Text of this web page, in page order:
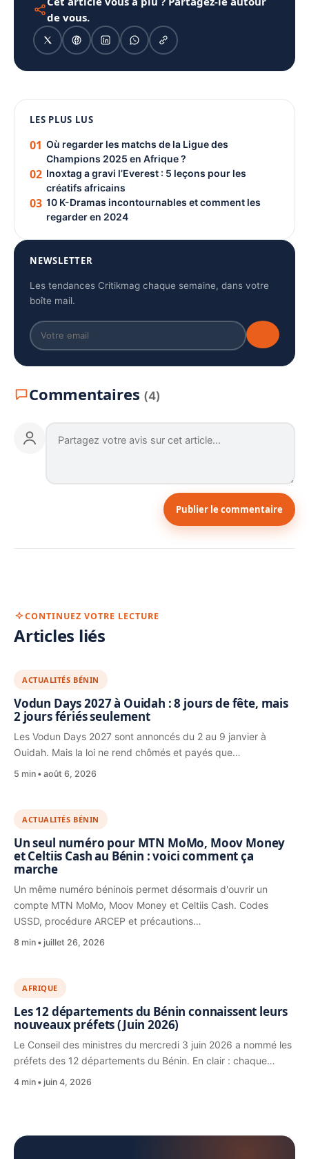
de vous.
PUBLICITÉ
LES PLUS LUS
01 Où regarder les matchs de la Ligue des
Champions 2025 en Afrique ?
02 Inoxtag a gravi l’Everest : 5 leçons pour les
créatifs africains
03 10 K-Dramas incontournables et comment les
regarder en 2024
NEWSLETTER
Les tendances Critikmag chaque semaine, dans votre
boîte mail.
Commentaires (4)
Publier le commentaire
CONTINUEZ VOTRE LECTURE
Articles liés
ACTUALITÉS BÉNIN
Vodun Days 2027 à Ouidah : 8 jours de fête, mais
2 jours fériés seulement
Les Vodun Days 2027 sont annoncés du 2 au 9 janvier à
Ouidah. Mais la loi ne rend chômés et payés que…
5 min août 6, 2026
ACTUALITÉS BÉNIN
Un seul numéro pour MTN MoMo, Moov Money
et Celtiis Cash au Bénin : voici comment ça
marche
Un même numéro béninois permet désormais d'ouvrir un
compte MTN MoMo, Moov Money et Celtiis Cash. Codes
USSD, procédure ARCEP et précautions…
8 min juillet 26, 2026
AFRIQUE
Les 12 départements du Bénin connaissent leurs
nouveaux préfets (Juin 2026)
Le Conseil des ministres du mercredi 3 juin 2026 a nommé les
préfets des 12 départements du Bénin. En clair : chaque…
4 min juin 4, 2026